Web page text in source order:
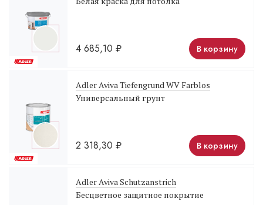
4 685,10 ₽ В корзину
Adler Aviva Tiefengrund WV Farblos
Универсальный грунт
2 318,30 ₽ В корзину
Adler Aviva Schutzanstrich
Бесцветное защитное покрытие